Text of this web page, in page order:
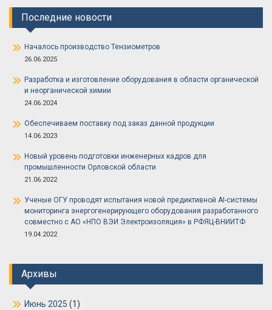
записям
Последние новости
Началось производство Тензиометров
26.06.2025
Разработка и изготовление оборудования в области органической
и неорганической химии
24.06.2024
Обеспечиваем поставку под заказ данной продукции
14.06.2023
Новый уровень подготовки инженерных кадров для
промышленности Орловской области
21.06.2022
Ученые ОГУ проводят испытания новой предиктивной AI-системы
мониторинга энергогенерирующего оборудования разработанного
совместно с АО «НПО ВЭИ Электроизоляция» в РФЯЦ-ВНИИТФ
19.04.2022
Архивы
Июнь 2025 (1)